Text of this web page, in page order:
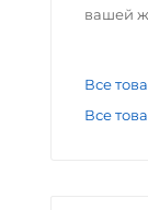
вашей
Все
Все